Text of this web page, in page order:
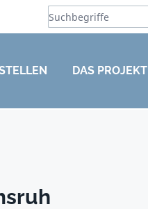
DAS PROJEKT